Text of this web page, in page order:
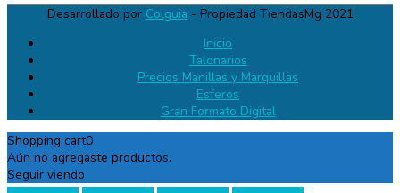
Desarrollado por Colguia - Propiedad TiendasMg 2021
Inicio
Talonarios
Precios Manillas y Marquillas
Esferos
Gran Formato Digital
Shopping cart0
Aún no agregaste productos.
Seguir viendo